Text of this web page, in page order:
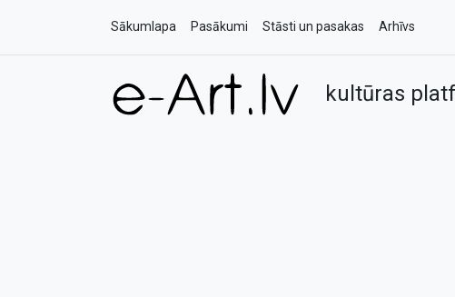
Sākumlapa Pasākumi Stāsti un pasakas Arhīvs
kultūras